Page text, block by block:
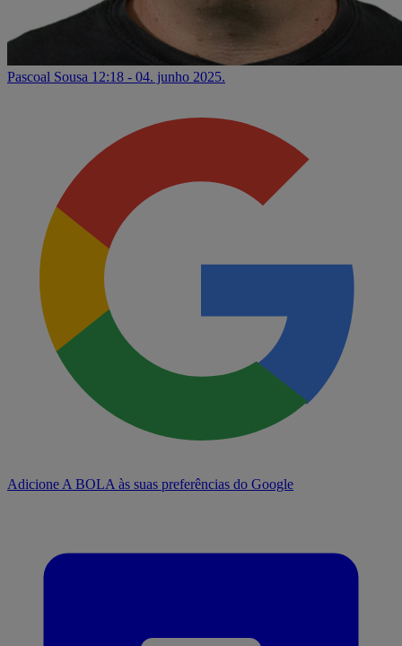
Pascoal Sousa 12:18 - 04. junho 2025.
Adicione A BOLA às suas preferências do Google